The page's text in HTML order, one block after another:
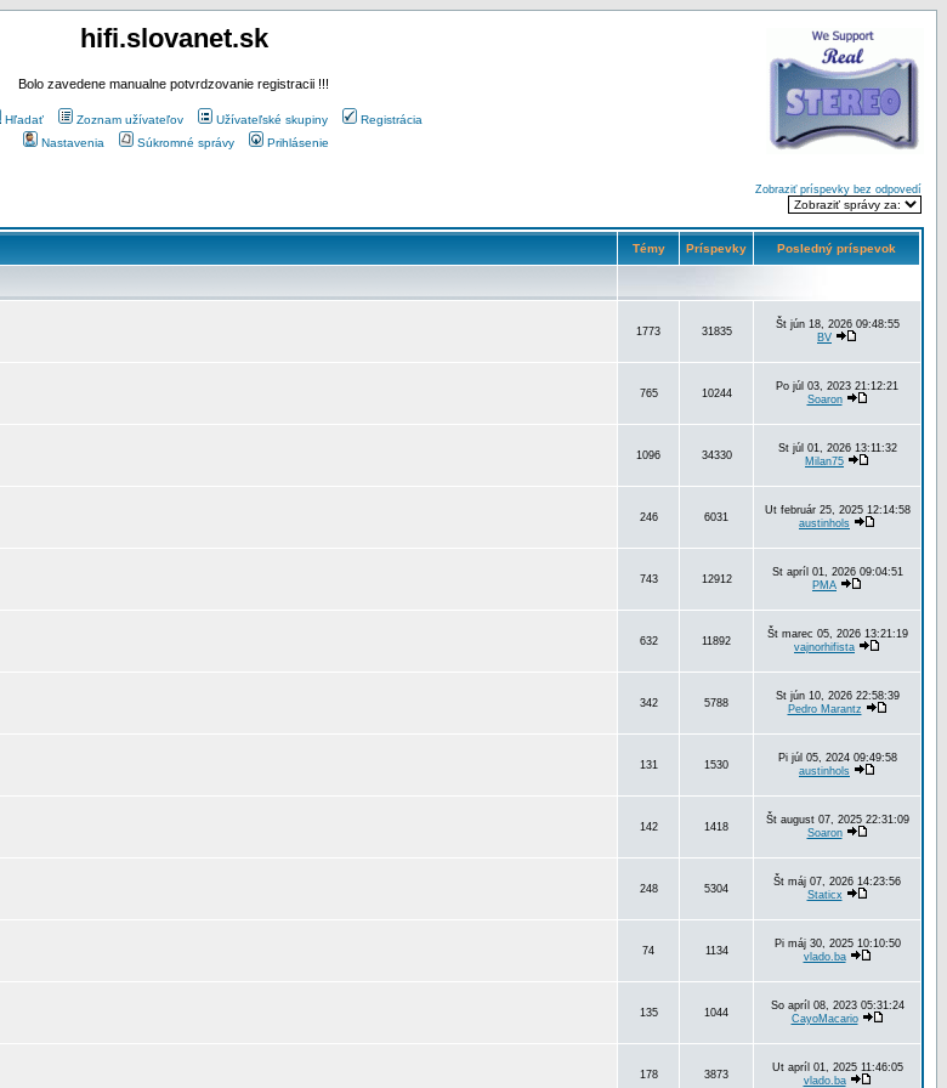
hifi.slovanet.sk
Bolo zavedene manualne potvrdzovanie registracii !!!
Hľadať Zoznam užívateľov Užívateľské skupiny
Registrácia
Nastavenia
Súkromné správy Prihlásenie
Zobraziť príspevky bez odpovedí
Témy Príspevky Posledný príspevok
1773 31835
Št jún 18, 2026 09:48:55
BV
765 10244
Po júl 03, 2023 21:12:21
Soaron
1096 34330
St júl 01, 2026 13:11:32
Milan75
246 6031
Ut február 25, 2025 12:14:58
austinhols
743 12912
St apríl 01, 2026 09:04:51
PMA
632 11892
Št marec 05, 2026 13:21:19
vajnorhifista
342 5788
St jún 10, 2026 22:58:39
Pedro Marantz
131 1530
Pi júl 05, 2024 09:49:58
austinhols
142 1418
Št august 07, 2025 22:31:09
Soaron
248 5304
Št máj 07, 2026 14:23:56
Staticx
74 1134
Pi máj 30, 2025 10:10:50
vlado.ba
135 1044
So apríl 08, 2023 05:31:24
CayoMacario
178 3873
Ut apríl 01, 2025 11:46:05
vlado.ba